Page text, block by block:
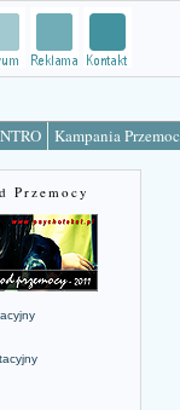
Kampania Przemoc
Przemocy